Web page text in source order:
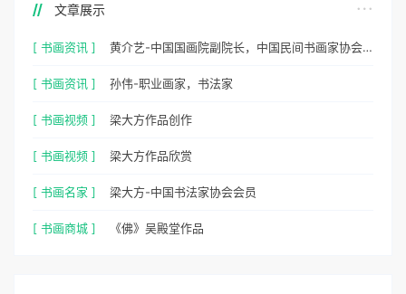
文章展示
[ 书画资讯 ] 黄介艺-中国国画院副院长，中国民间书画家协会副主席
[ 书画资讯 ] 孙伟-职业画家，书法家
[ 书画视频 ] 梁大方作品创作
[ 书画视频 ] 梁大方作品欣赏
[ 书画名家 ] 梁大方-中国书法家协会会员
[ 书画商城 ] 《佛》吴殿堂作品